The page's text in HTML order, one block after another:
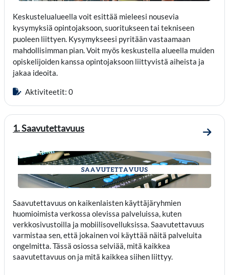
Keskustelualueella voit esittää mieleesi nousevia
kysymyksiä opintojaksoon, suoritukseen tai tekniseen
puoleen liittyen. Kysymykseesi pyritään vastaamaan
mahdollisimman pian. Voit myös keskustella alueella muiden
opiskelijoiden kanssa opintojaksoon liittyvistä aiheista ja
jakaa ideoita.
Aktiviteetit: 0
1. Saavutettavuus
Mene
Saavutettavuus on kaikenlaisten käyttäjäryhmien
huomioimista verkossa olevissa palveluissa, kuten
verkkosivustoilla ja mobiilisovelluksissa. Saavutettavuus
varmistaa sen, että jokainen voi käyttää näitä palveluita
ongelmitta. Tässä osiossa selviää, mitä kaikkea
saavutettavuus on ja mitä kaikkea siihen liittyy.